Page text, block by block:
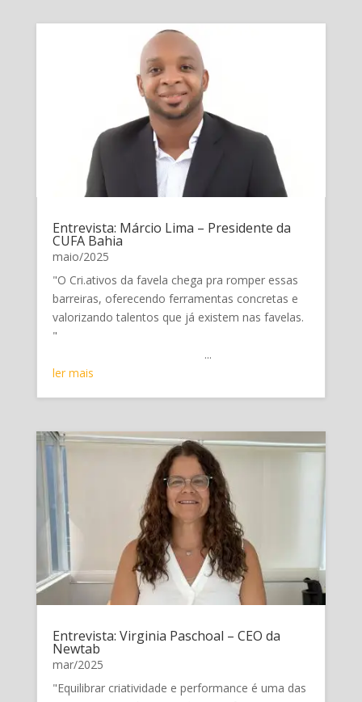
Entrevista: Márcio Lima – Presidente da
CUFA Bahia
maio/2025
"O Cri.ativos da favela chega pra romper essas
barreiras, oferecendo ferramentas concretas e
valorizando talentos que já existem nas favelas.
"
...
ler mais
Entrevista: Virginia Paschoal – CEO da
Newtab
mar/2025
"Equilibrar criatividade e performance é uma das